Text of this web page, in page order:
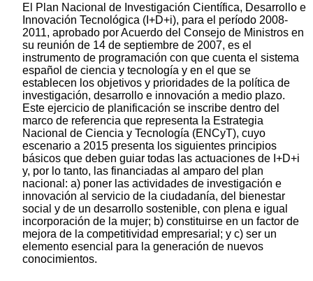
El Plan Nacional de Investigación Científica, Desarrollo e
Innovación Tecnológica (I+D+i), para el período 2008-
2011, aprobado por Acuerdo del Consejo de Ministros en
su reunión de 14 de septiembre de 2007, es el
instrumento de programación con que cuenta el sistema
español de ciencia y tecnología y en el que se
establecen los objetivos y prioridades de la política de
investigación, desarrollo e innovación a medio plazo.
Este ejercicio de planificación se inscribe dentro del
marco de referencia que representa la Estrategia
Nacional de Ciencia y Tecnología (ENCyT), cuyo
escenario a 2015 presenta los siguientes principios
básicos que deben guiar todas las actuaciones de I+D+i
y, por lo tanto, las financiadas al amparo del plan
nacional: a) poner las actividades de investigación e
innovación al servicio de la ciudadanía, del bienestar
social y de un desarrollo sostenible, con plena e igual
incorporación de la mujer; b) constituirse en un factor de
mejora de la competitividad empresarial; y c) ser un
elemento esencial para la generación de nuevos
conocimientos.